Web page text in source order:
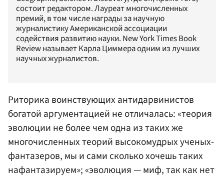
состоит редактором. Лауреат многочисленных
премий, в том числе награды за научную
журналистику Американской ассоциации
содействия развитию науки. New York Times Book
Review называет Карла Циммера одним из лучших
научных журналистов.
Риторика воинствующих антидарвинистов
богатой аргументацией не отличалась: «теория
эволюции не более чем одна из таких же
многочисленных теорий высокомудрых ученых-
фантазеров, мы и сами сколько хочешь таких
нафантазируем»; «эволюция — миф, так как нет